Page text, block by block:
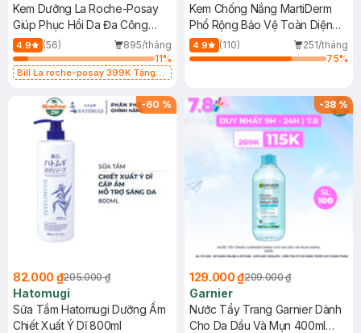
Kem Dưỡng La Roche-Posay
Giúp Phục Hồi Da Đa Công
Dụng 40ml
4.9 (56)
895/tháng
11%
Bill La roche-posay 399K Tặng
(SL có hạn)
Kem Chống Nắng MartiDerm
Phổ Rộng Bảo Vệ Toàn Diện
40ml
4.9 (110)
251/tháng
75%
-60 %
82.000 ₫205.000 ₫
Hatomugi
Sữa Tắm Hatomugi Dưỡng Ẩm
Chiết Xuất Ý Dĩ 800ml
-38%
129.000 ₫209.000 ₫
Garnier
Nước Tẩy Trang Garnier Dành
Cho Da Dầu Và Mụn 400ml